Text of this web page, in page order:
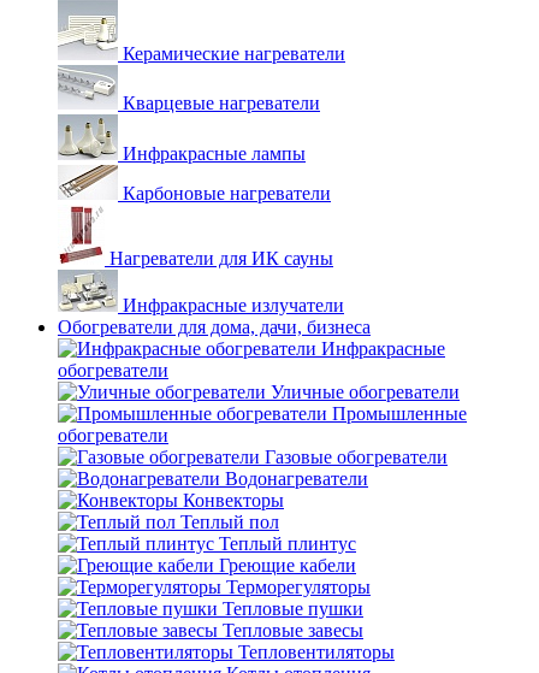
Керамические нагреватели
Кварцевые нагреватели
Инфракрасные лампы
Карбоновые нагреватели
Нагреватели для ИК сауны
Инфракрасные излучатели
Обогреватели для дома, дачи, бизнеса
Инфракрасные
обогреватели
Уличные обогреватели
Промышленные
обогреватели
Газовые обогреватели
Водонагреватели
Конвекторы
Теплый пол
Теплый плинтус
Греющие кабели
Терморегуляторы
Тепловые пушки
Тепловые завесы
Тепловентиляторы